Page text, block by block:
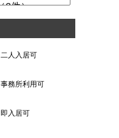
二人入居可
事務所利用可
即入居可